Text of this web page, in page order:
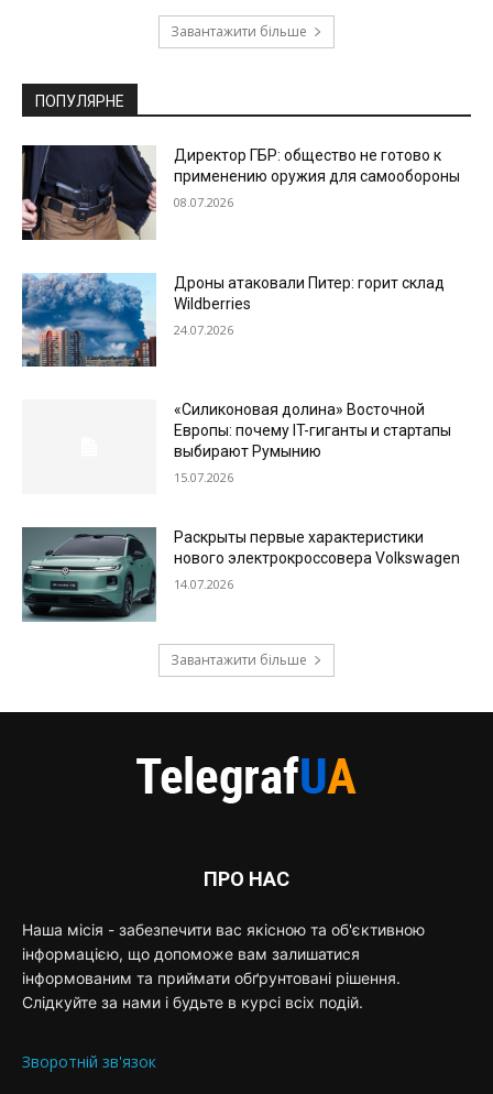
Завантажити більше
ПОПУЛЯРНЕ
Директор ГБР: общество не готово к
применению оружия для самообороны
08.07.2026
Дроны атаковали Питер: горит склад
Wildberries
24.07.2026
«Силиконовая долина» Восточной
Европы: почему IT-гиганты и стартапы
выбирают Румынию
15.07.2026
Раскрыты первые характеристики
нового электрокроссовера Volkswagen
14.07.2026
Завантажити більше
ПРО НАС
Наша місія - забезпечити вас якісною та об'єктивною
інформацією, що допоможе вам залишатися
інформованим та приймати обґрунтовані рішення.
Слідкуйте за нами і будьте в курсі всіх подій.
Зворотній зв'язок